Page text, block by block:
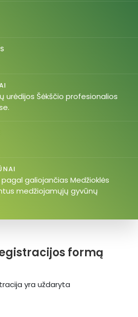
formą
yra uždaryta
urėdijos Šėkščio profesionalios
galiojančias Medžioklės
medžiojamųjų gyvūnų